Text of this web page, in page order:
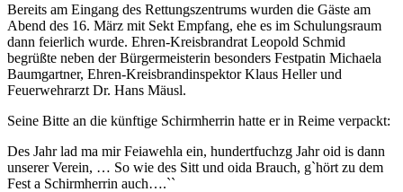
Bereits am Eingang des Rettungszentrums wurden die Gäste am
Abend des 16. März mit Sekt Empfang, ehe es im Schulungsraum
dann feierlich wurde. Ehren-Kreisbrandrat Leopold Schmid
begrüßte neben der Bürgermeisterin besonders Festpatin Michaela
Baumgartner, Ehren-Kreisbrandinspektor Klaus Heller und
Feuerwehrarzt Dr. Hans Mäusl.
Seine Bitte an die künftige Schirmherrin hatte er in Reime verpackt:
Des Jahr lad ma mir Feiawehla ein, hundertfuchzg Jahr oid is dann
unserer Verein, … So wie des Sitt und oida Brauch, g`hört zu dem
Fest a Schirmherrin auch….``